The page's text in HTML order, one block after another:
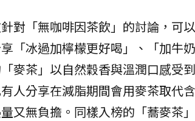
對「無咖啡因茶飲」的討論，可
「冰過加檸檬更好喝」、「加牛
麥茶」以自然穀香與溫潤口感受
人分享在減脂期間會用麥茶取代
又無負擔。同樣入榜的「蕎麥茶